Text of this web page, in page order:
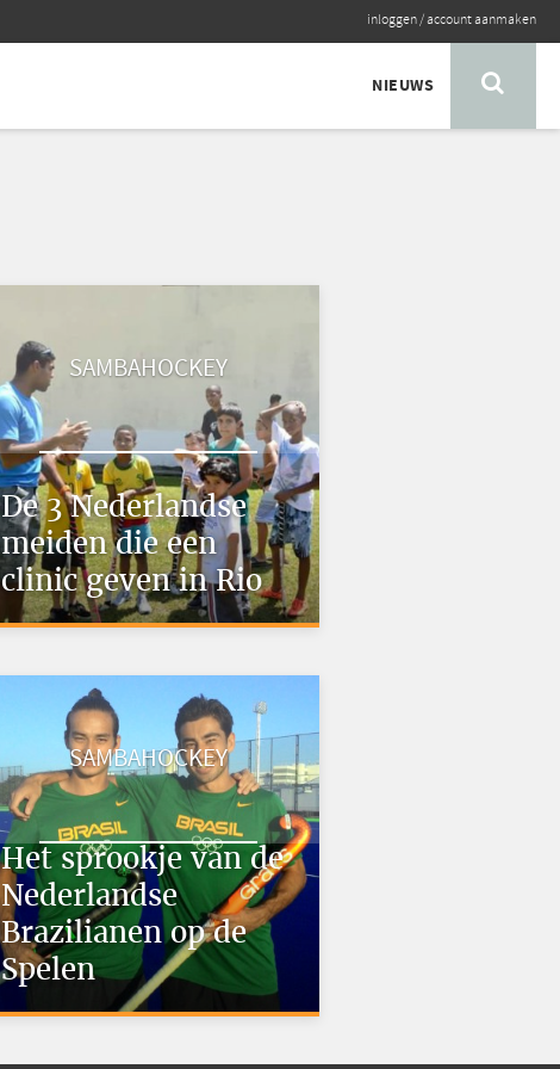
inloggen/account aanmaken
NIEUWS
SAMBAHOCKEY
De 3 Nederlandse
meiden die een
clinic geven in Rio
SAMBAHOCKEY
Het sprookje van de
Nederlandse
Brazilianen op de
Spelen